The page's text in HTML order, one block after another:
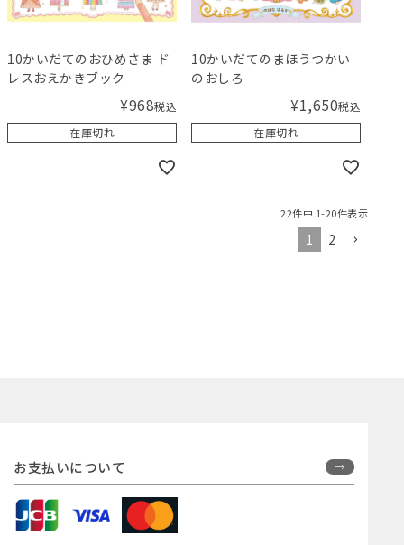
10かいだてのおひめさま ド
レスおえかきブック
¥968税込
在庫切れ
10かいだてのまほうつかい
のおしろ
¥1,650税込
在庫切れ
22件中 1-20件表示
1 2
お支払いについて